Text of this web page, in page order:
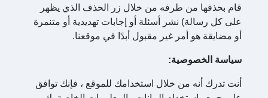
قام بحذفها من طرفه من خلال زر الحذف الذي يظهر
على كل رسالة) نشر أسئلة أو إجابات تهديدية أو متنمرة
أو مضايقة هو أمر غير مقبول أبدًا في موقعنا.
سياسة الخصوصية:
أنت تدرك أنه من خلال استخدامك للموقع ، فإنك توافق